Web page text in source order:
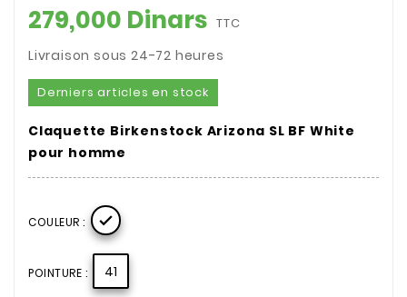
279,000 Dinars TTC
Livraison sous 24-72 heures
Derniers articles en stock
Claquette Birkenstock Arizona SL BF White
pour homme
COULEUR : 
POINTURE : 41